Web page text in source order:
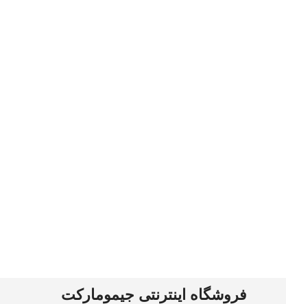
فروشگاه اینترنتی جیمومارکت